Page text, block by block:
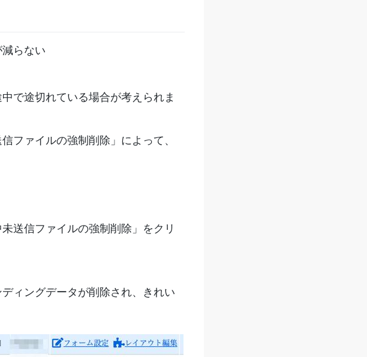
らない
で途切れている場合が考えられま
ファイルの強制削除」によって、
送信ファイルの強制削除」をクリ
ィングデータが削除され、きれい